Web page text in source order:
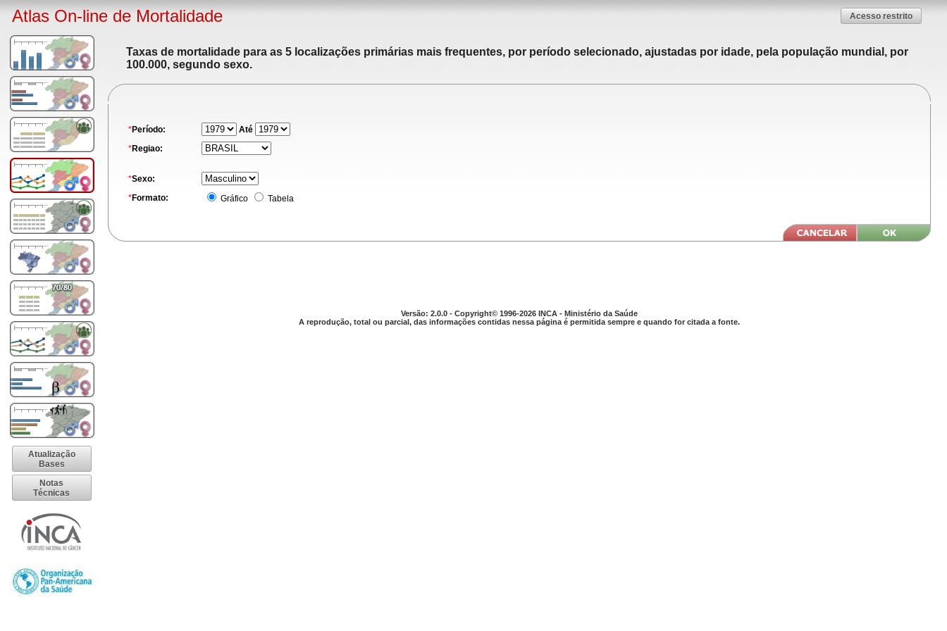
Atlas On-line de Mortalidade Acesso restrito
Atualização
Bases
Notas
Técnicas
Taxas de mortalidade para as 5 localizações primárias mais frequentes, por período selecionado, ajustadas por idade, pela população mundial, por
100.000, segundo sexo.
*Período:
Até
*Regiao:
*Sexo:
*Formato: Gráfico Tabela
Versão: 2.0.0 - Copyright© 1996-2026 INCA - Ministério da Saúde
A reprodução, total ou parcial, das informações contidas nessa página é permitida sempre e quando for citada a fonte.